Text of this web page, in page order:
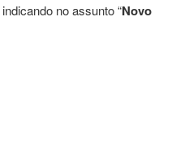
no assunto “Novo